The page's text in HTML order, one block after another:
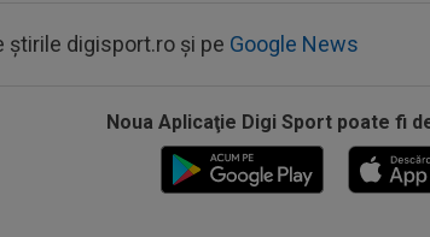
știrile digisport.ro și pe Google News
Noua Aplicaţie Digi Sport poate fi